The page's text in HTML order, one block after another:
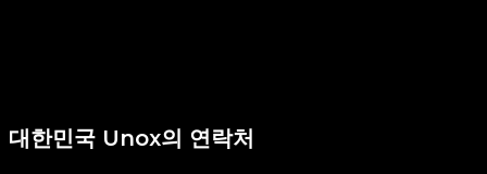
대한민국 Unox의 연락처